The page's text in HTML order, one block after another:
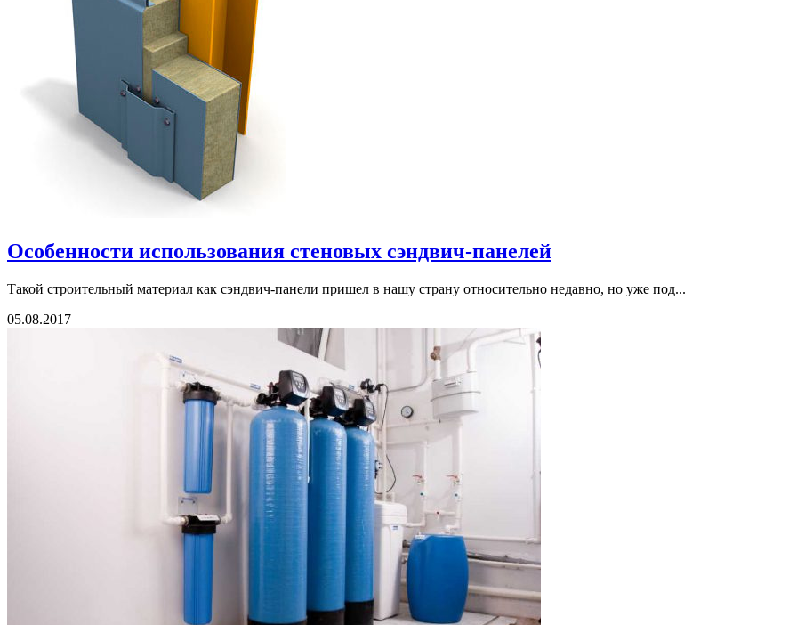
Особенности использования стеновых сэндвич-панелей
Такой строительный материал как сэндвич-панели пришел в нашу страну относительно недавно, но уже под...
05.08.2017